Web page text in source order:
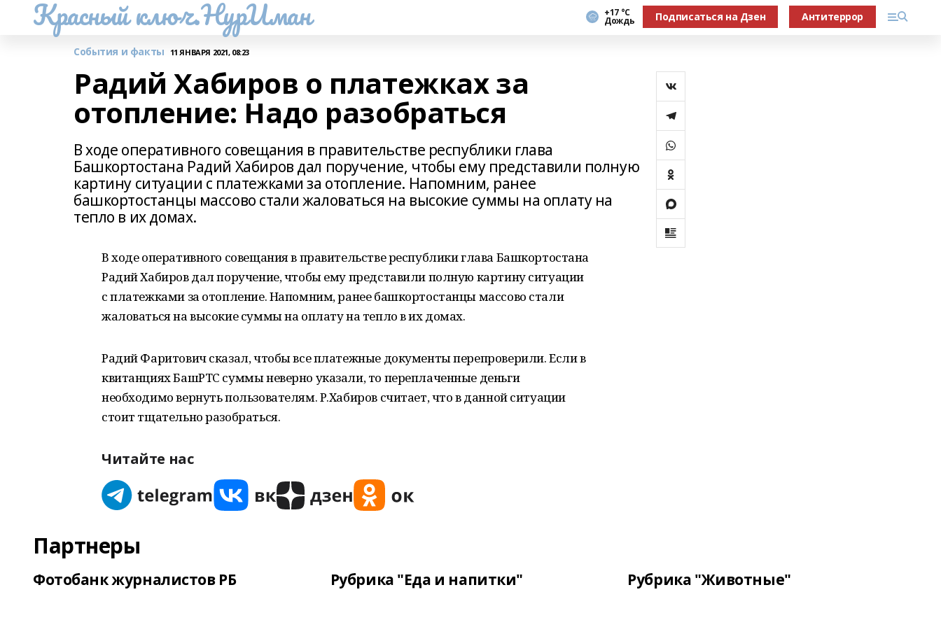
Красный ключ.НурИман +17 °С
Дождь Подписаться на Дзен Антитеррор
События и факты 11 ЯНВАРЯ 2021, 08:23
Радий Хабиров о платежках за
отопление: Надо разобраться
В ходе оперативного совещания в правительстве республики глава
Башкортостана Радий Хабиров дал поручение, чтобы ему представили полную
картину ситуации с платежками за отопление. Напомним, ранее
башкортостанцы массово стали жаловаться на высокие суммы на оплату на
тепло в их домах.
В ходе оперативного совещания в правительстве республики глава Башкортостана
Радий Хабиров дал поручение, чтобы ему представили полную картину ситуации
с платежками за отопление. Напомним, ранее башкортостанцы массово стали
жаловаться на высокие суммы на оплату на тепло в их домах.
Радий Фаритович сказал, чтобы все платежные документы перепроверили. Если в
квитанциях БашРТС суммы неверно указали, то переплаченные деньги
необходимо вернуть пользователям. Р.Хабиров считает, что в данной ситуации
стоит тщательно разобраться.
Читайте нас
Партнеры
Фотобанк журналистов РБ Рубрика "Еда и напитки" Рубрика "Животные"